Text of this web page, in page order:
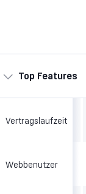
Top Features
Vertragslaufzeit
Webbenutzer